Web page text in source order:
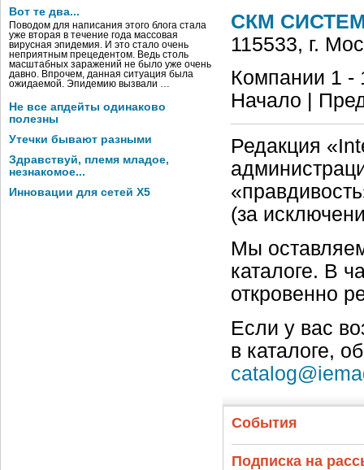
Вот те два...
Поводом для написания этого блога стала
уже вторая в течение года массовая
вирусная эпидемия. И это стало очень
неприятным прецедентом. Ведь столь
масштабных заражений не было уже очень
давно. Впрочем, данная ситуация была
ожидаемой. Эпидемию вызвали …
Не все апдейты одинаково
полезны
Утечки бывают разными
Здравствуй, племя младое,
незнакомое...
Инновации для сетей X5
СКМ
115533, г.
Компании 1 -
Начало |
Редакция
(за
Мы
каталоге. В
откровенно
Если у вас
в каталоге,
События
Подписка на